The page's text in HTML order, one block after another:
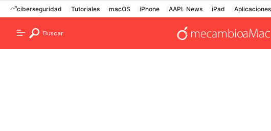
ciberseguridad Tutoriales macOS iPhone AAPL News iPad Aplicaciones
Buscar